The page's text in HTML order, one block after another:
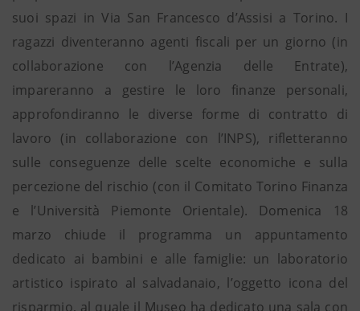
suoi spazi in Via San Francesco d’Assisi a Torino. I
ragazzi diventeranno agenti fiscali per un giorno (in
collaborazione con l’Agenzia delle Entrate),
impareranno a gestire le loro finanze personali,
approfondiranno le diverse forme di contratto di
lavoro (in collaborazione con l’INPS), rifletteranno
sulle conseguenze delle scelte economiche e sulla
percezione del rischio (con il Comitato Torino Finanza
e l’Università Piemonte Orientale). Domenica 18
marzo chiude il programma un appuntamento
dedicato ai bambini e alle famiglie: un laboratorio
artistico ispirato al salvadanaio, l’oggetto icona del
risparmio, al quale il Museo ha dedicato una sala con